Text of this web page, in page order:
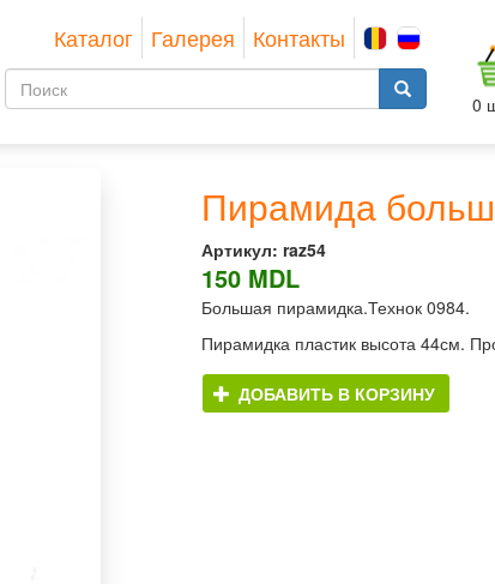
Каталог Галерея Контакты
Форма 0
Пирамида
Артикул: raz54
150 MDL
Большая пирамидка.Технок 0984.
Пирамидка пластик высота 44см.
ДОБАВИТЬ В КОРЗИНУ